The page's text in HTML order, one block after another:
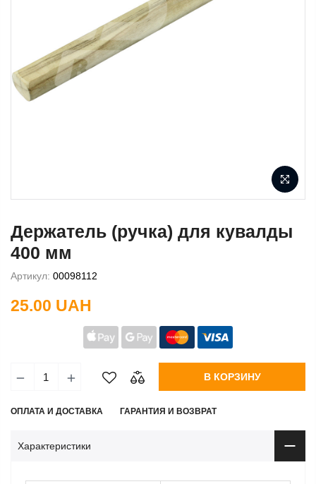
Держатель (ручка) для кувалды
400 мм
Артикул: 00098112
25.00 UAH
В КОРЗИНУ
ОПЛАТА И ДОСТАВКА ГАРАНТИЯ И ВОЗВРАТ
Характеристики